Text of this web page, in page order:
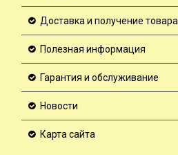
Доставка и получение товара
Полезная информация
Гарантия и обслуживание
Новости
Карта сайта